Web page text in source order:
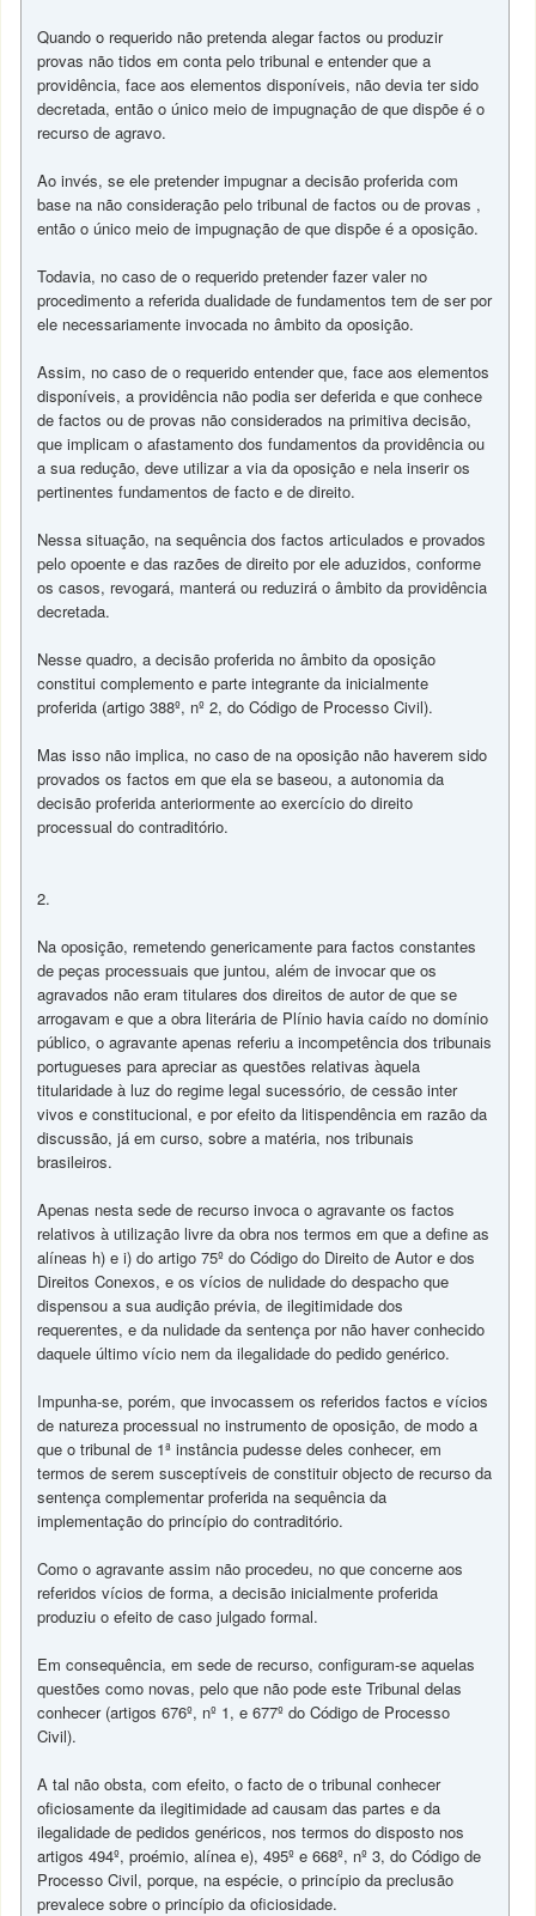
Quando o requerido não pretenda alegar factos ou produzir
provas não tidos em conta pelo tribunal e entender que a
providência, face aos elementos disponíveis, não devia ter sido
decretada, então o único meio de impugnação de que dispõe é o
recurso de agravo.
Ao invés, se ele pretender impugnar a decisão proferida com
base na não consideração pelo tribunal de factos ou de provas ,
então o único meio de impugnação de que dispõe é a oposição.
Todavia, no caso de o requerido pretender fazer valer no
procedimento a referida dualidade de fundamentos tem de ser por
ele necessariamente invocada no âmbito da oposição.
Assim, no caso de o requerido entender que, face aos elementos
disponíveis, a providência não podia ser deferida e que conhece
de factos ou de provas não considerados na primitiva decisão,
que implicam o afastamento dos fundamentos da providência ou
a sua redução, deve utilizar a via da oposição e nela inserir os
pertinentes fundamentos de facto e de direito.
Nessa situação, na sequência dos factos articulados e provados
pelo opoente e das razões de direito por ele aduzidos, conforme
os casos, revogará, manterá ou reduzirá o âmbito da providência
decretada.
Nesse quadro, a decisão proferida no âmbito da oposição
constitui complemento e parte integrante da inicialmente
proferida (artigo 388º, nº 2, do Código de Processo Civil).
Mas isso não implica, no caso de na oposição não haverem sido
provados os factos em que ela se baseou, a autonomia da
decisão proferida anteriormente ao exercício do direito
processual do contraditório.
2.
Na oposição, remetendo genericamente para factos constantes
de peças processuais que juntou, além de invocar que os
agravados não eram titulares dos direitos de autor de que se
arrogavam e que a obra literária de Plínio havia caído no domínio
público, o agravante apenas referiu a incompetência dos tribunais
portugueses para apreciar as questões relativas àquela
titularidade à luz do regime legal sucessório, de cessão inter
vivos e constitucional, e por efeito da litispendência em razão da
discussão, já em curso, sobre a matéria, nos tribunais
brasileiros.
Apenas nesta sede de recurso invoca o agravante os factos
relativos à utilização livre da obra nos termos em que a define as
alíneas h) e i) do artigo 75º do Código do Direito de Autor e dos
Direitos Conexos, e os vícios de nulidade do despacho que
dispensou a sua audição prévia, de ilegitimidade dos
requerentes, e da nulidade da sentença por não haver conhecido
daquele último vício nem da ilegalidade do pedido genérico.
Impunha-se, porém, que invocassem os referidos factos e vícios
de natureza processual no instrumento de oposição, de modo a
que o tribunal de 1ª instância pudesse deles conhecer, em
termos de serem susceptíveis de constituir objecto de recurso da
sentença complementar proferida na sequência da
implementação do princípio do contraditório.
Como o agravante assim não procedeu, no que concerne aos
referidos vícios de forma, a decisão inicialmente proferida
produziu o efeito de caso julgado formal.
Em consequência, em sede de recurso, configuram-se aquelas
questões como novas, pelo que não pode este Tribunal delas
conhecer (artigos 676º, nº 1, e 677º do Código de Processo
Civil).
A tal não obsta, com efeito, o facto de o tribunal conhecer
oficiosamente da ilegitimidade ad causam das partes e da
ilegalidade de pedidos genéricos, nos termos do disposto nos
artigos 494º, proémio, alínea e), 495º e 668º, nº 3, do Código de
Processo Civil, porque, na espécie, o princípio da preclusão
prevalece sobre o princípio da oficiosidade.